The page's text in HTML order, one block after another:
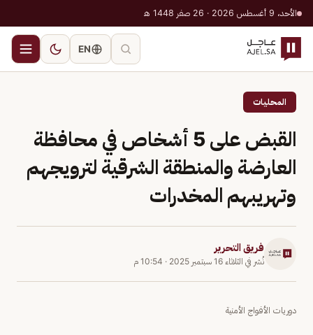
الأحد، 9 أغسطس 2026 · 26 صفر 1448 هـ
EN
المحليات
القبض على 5 أشخاص في محافظة
العارضة والمنطقة الشرقية لترويجهم
وتهريبهم المخدرات
فريق التحرير
نُشر في الثلاثاء 16 سبتمبر 2025 · 10:54 م
دوريات الأفواج الأمنية